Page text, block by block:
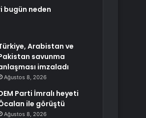
bugün neden
Arabistan ve
savunma
imzaladı
Ağustos 8, 2026
Parti İmralı heyeti
ile görüştü
Ağustos 8, 2026